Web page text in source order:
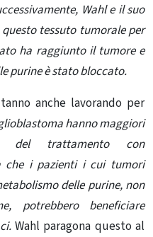
Wahl e il suo
tessuto tumorale per
ha raggiunto il tumore e
purine è stato bloccato.
anche lavorando per
hanno maggiori
del trattamento con
che i pazienti i cui tumori
delle purine, non
potrebbero beneficiare
Wahl paragona questo al